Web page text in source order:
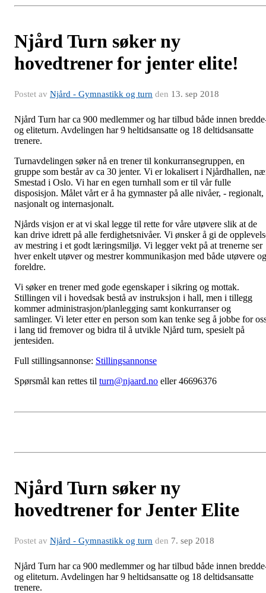
Njård Turn søker ny
hovedtrener for jenter elite!
Postet av Njård - Gymnastikk og turn den 13. sep 2018
Njård Turn har ca 900 medlemmer og har tilbud både innen
og eliteturn. Avdelingen har 9 heltidsansatte og 18 deltidsansatte
trenere.
Turnavdelingen søker nå en trener til konkurransegruppen, en
gruppe som består av ca 30 jenter. Vi er lokalisert i Njårdhallen,
Smestad i Oslo. Vi har en egen turnhall som er til vår fulle
disposisjon. Målet vårt er å ha gymnaster på alle nivåer, - regionalt,
nasjonalt og internasjonalt.
Njårds visjon er at vi skal legge til rette for våre utøvere slik at de
kan drive idrett på alle ferdighetsnivåer. Vi ønsker å gi de
av mestring i et godt læringsmiljø. Vi legger vekt på at trenerne ser
hver enkelt utøver og mestrer kommunikasjon med både utøvere og
foreldre.
Vi søker en trener med gode egenskaper i sikring og mottak.
Stillingen vil i hovedsak bestå av instruksjon i hall, men i tillegg
kommer administrasjon/planlegging samt konkurranser og
samlinger. Vi leter etter en person som kan tenke seg å jobbe for
i lang tid fremover og bidra til å utvikle Njård turn, spesielt på
jentesiden.
Full stillingsannonse: Stillingsannonse
Spørsmål kan rettes til turn@njaard.no eller 46696376
Njård Turn søker ny
hovedtrener for Jenter Elite
Postet av Njård - Gymnastikk og turn den 7. sep 2018
Njård Turn har ca 900 medlemmer og har tilbud både innen
og eliteturn. Avdelingen har 9 heltidsansatte og 18 deltidsansatte
trenere.